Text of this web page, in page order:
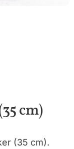
cm)
(35 cm).